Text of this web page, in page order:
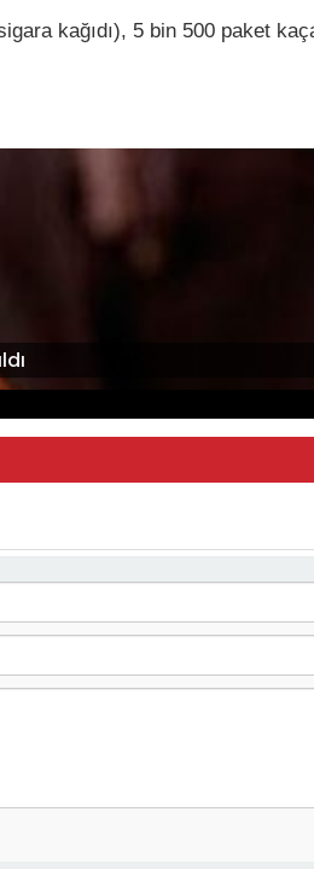
kağıdı), 5 bin 500 paket